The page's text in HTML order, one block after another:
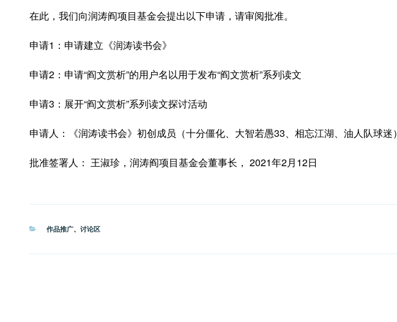
在此，我们向润涛阎项目基金会提出以下申请，请审阅批准。
申请1：申请建立《润涛读书会》
申请2：申请“阎文赏析”的用户名以用于发布“阎文赏析”系列读文
申请3：展开“阎文赏析”系列读文探讨活动
申请人：《润涛读书会》初创成员（十分僵化、大智若愚33、相忘江湖、油人队球迷）
批准签署人： 王淑珍，润涛阎项目基金会董事长， 2021年2月12日
分
作品推广、 讨论区